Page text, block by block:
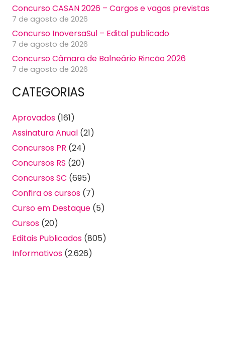
Concurso CASAN 2026 – Cargos e vagas previstas
7 de agosto de 2026
Concurso InoversaSul – Edital publicado
7 de agosto de 2026
Concurso Câmara de Balneário Rincão 2026
7 de agosto de 2026
CATEGORIAS
Aprovados (161)
Assinatura Anual (21)
Concursos PR (24)
Concursos RS (20)
Concursos SC (695)
Confira os cursos (7)
Curso em Destaque (5)
Cursos (20)
Editais Publicados (805)
Informativos (2.626)